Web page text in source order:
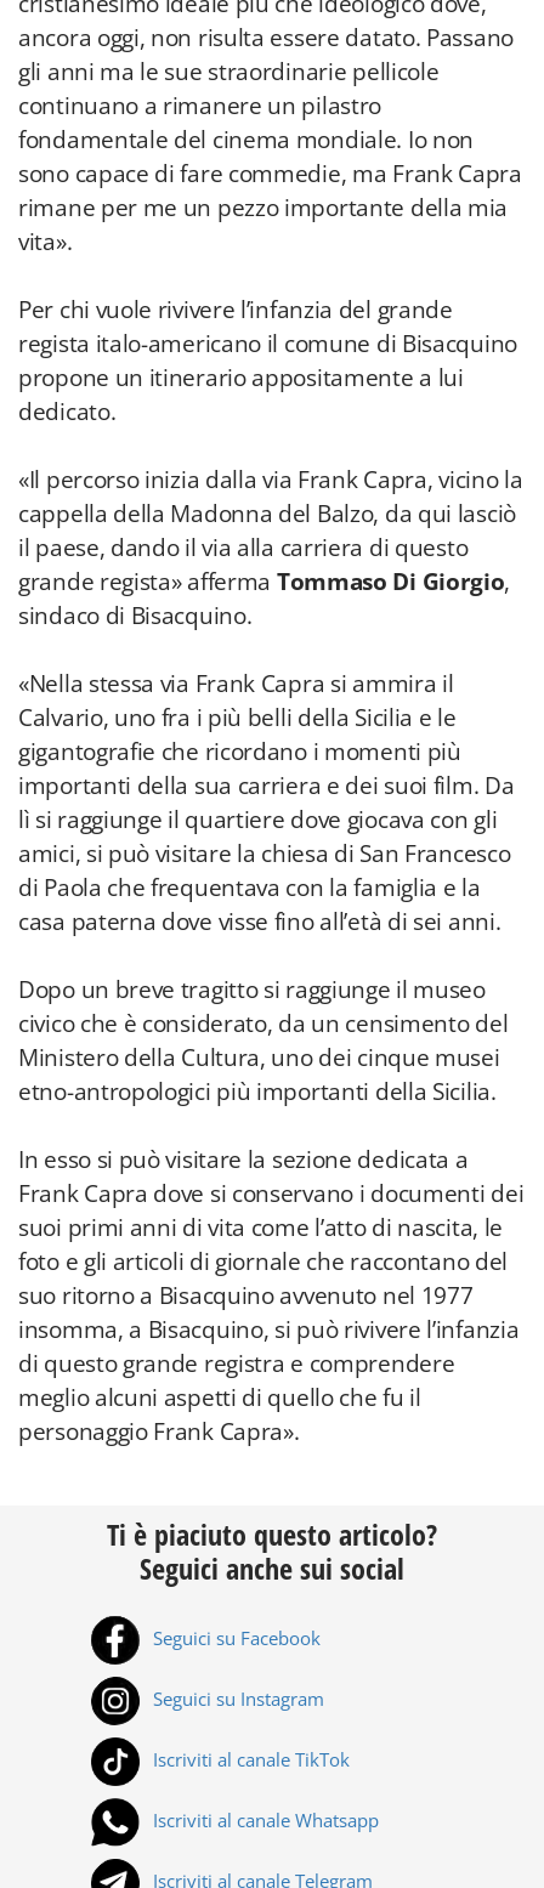
ancora oggi, non risulta essere datato. Passano
gli anni ma le sue straordinarie pellicole
continuano a rimanere un pilastro
fondamentale del cinema mondiale. Io non
sono capace di fare commedie, ma Frank Capra
rimane per me un pezzo importante della mia
vita».
Per chi vuole rivivere l’infanzia del grande
regista italo-americano il comune di Bisacquino
propone un itinerario appositamente a lui
dedicato.
«Il percorso inizia dalla via Frank Capra, vicino la
cappella della Madonna del Balzo, da qui lasciò
il paese, dando il via alla carriera di questo
grande regista» afferma Tommaso Di Giorgio,
sindaco di Bisacquino.
«Nella stessa via Frank Capra si ammira il
Calvario, uno fra i più belli della Sicilia e le
gigantografie che ricordano i momenti più
importanti della sua carriera e dei suoi film. Da
lì si raggiunge il quartiere dove giocava con gli
amici, si può visitare la chiesa di San Francesco
di Paola che frequentava con la famiglia e la
casa paterna dove visse fino all’età di sei anni.
Dopo un breve tragitto si raggiunge il museo
civico che è considerato, da un censimento del
Ministero della Cultura, uno dei cinque musei
etno-antropologici più importanti della Sicilia.
In esso si può visitare la sezione dedicata a
Frank Capra dove si conservano i documenti dei
suoi primi anni di vita come l’atto di nascita, le
foto e gli articoli di giornale che raccontano del
suo ritorno a Bisacquino avvenuto nel 1977
insomma, a Bisacquino, si può rivivere l’infanzia
di questo grande registra e comprendere
meglio alcuni aspetti di quello che fu il
personaggio Frank Capra».
Ti è piaciuto questo articolo?
Seguici anche sui social
Seguici su Facebook
Seguici su Instagram
Iscriviti al canale TikTok
Iscriviti al canale Whatsapp
Iscriviti al canale Telegram